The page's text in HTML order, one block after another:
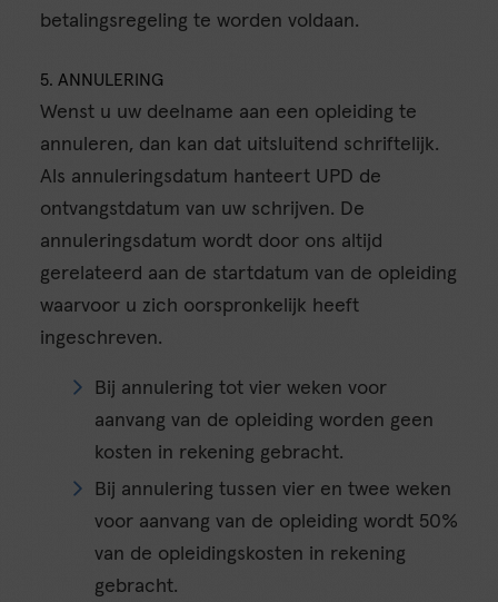
betalingsregeling te worden voldaan.
5. ANNULERING
Wenst u uw deelname aan een opleiding te
annuleren, dan kan dat uitsluitend schriftelijk.
Als annuleringsdatum hanteert UPD de
ontvangstdatum van uw schrijven. De
annuleringsdatum wordt door ons altijd
gerelateerd aan de startdatum van de opleiding
waarvoor u zich oorspronkelijk heeft
ingeschreven.
Bij annulering tot vier weken voor
aanvang van de opleiding worden geen
kosten in rekening gebracht.
Bij annulering tussen vier en twee weken
voor aanvang van de opleiding wordt 50%
van de opleidingskosten in rekening
gebracht.